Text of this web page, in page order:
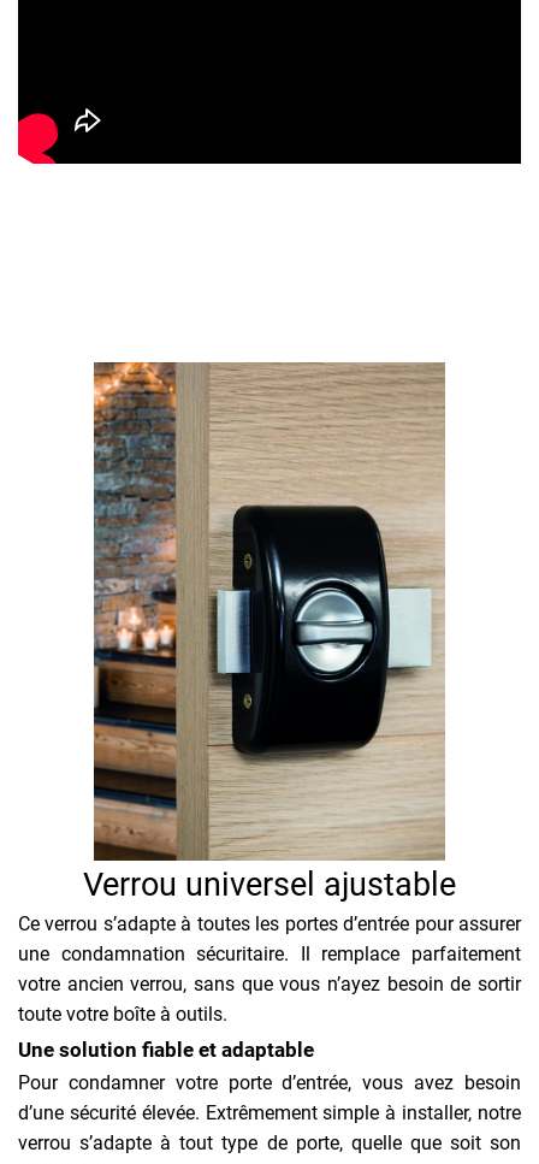
Verrou universel ajustable
Ce verrou s’adapte à toutes les portes d’entrée pour assurer
une condamnation sécuritaire. Il remplace parfaitement
votre ancien verrou, sans que vous n’ayez besoin de sortir
toute votre boîte à outils.
Une solution fiable et adaptable
Pour condamner votre porte d’entrée, vous avez besoin
d’une sécurité élevée. Extrêmement simple à installer, notre
verrou s’adapte à tout type de porte, quelle que soit son